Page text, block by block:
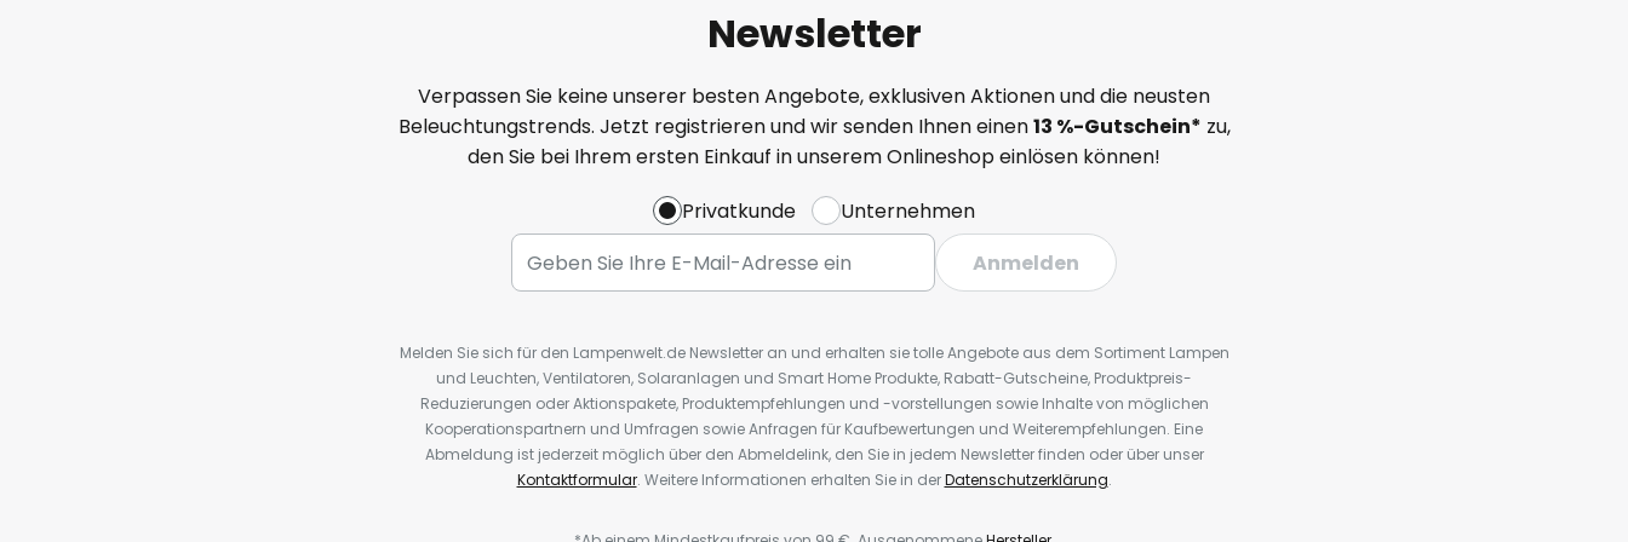
Newsletter
Verpassen Sie keine unserer besten Angebote, exklusiven Aktionen und die neusten
Beleuchtungstrends. Jetzt registrieren und wir senden Ihnen einen13 %-Gutschein* zu,
den Sie bei Ihrem ersten Einkauf in unserem Onlineshop einlösen können!
Privatkunde
Unternehmen
Anmelden
Melden Sie sich für den Lampenwelt.de Newsletter an und erhalten sie tolle Angebote aus dem Sortiment Lampen
und Leuchten, Ventilatoren, Solaranlagen und Smart Home Produkte, Rabatt-Gutscheine, Produktpreis-
Reduzierungen oder Aktionspakete, Produktempfehlungen und -vorstellungen sowie Inhalte von möglichen
Kooperationspartnern und Umfragen sowie Anfragen für Kaufbewertungen und Weiterempfehlungen. Eine
Abmeldung ist jederzeit möglich über den Abmeldelink, den Sie in jedem Newsletter finden oder über unser
Kontaktformular. Weitere Informationen erhalten Sie in derDatenschutzerklärung.